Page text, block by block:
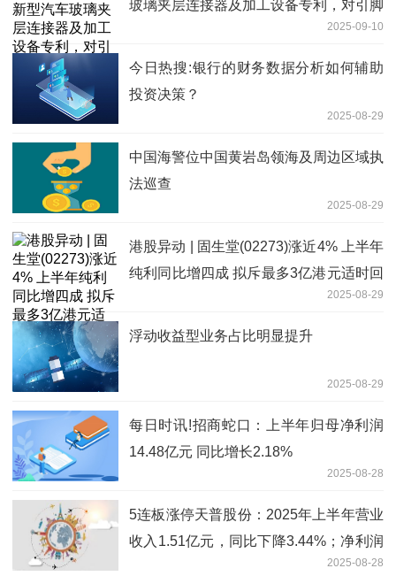
玻璃夹层连接器及加工设备专利，对引脚
固定从而使得后续注塑时引脚不易失效
2025-09-10
今日热搜:银行的财务数据分析如何辅助
投资决策？
2025-08-29
中国海警位中国黄岩岛领海及周边区域执
法巡查
2025-08-29
港股异动 | 固生堂(02273)涨近4% 上半年
纯利同比增四成 拟斥最多3亿港元适时回
2025-08-29
浮动收益型业务占比明显提升
2025-08-29
每日时讯!招商蛇口：上半年归母净利润
14.48亿元 同比增长2.18%
2025-08-28
5连板涨停天普股份：2025年上半年营业
收入1.51亿元，同比下降3.44%；净利润
2025-08-28